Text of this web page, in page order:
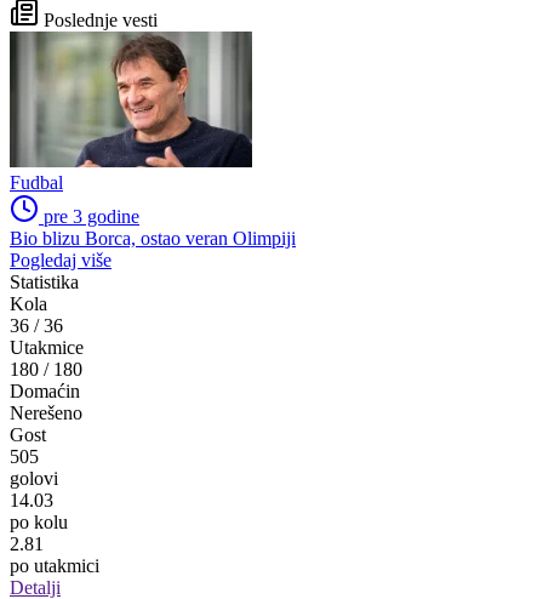
Poslednje vesti
Fudbal
pre 3 godine
Bio blizu Borca, ostao veran Olimpiji
Pogledaj više
Statistika
Kola
36 /36
Utakmice
180 / 180
Domaćin
Nerešeno
Gost
505
golovi
14.03
po kolu
2.81
po utakmici
Detalji